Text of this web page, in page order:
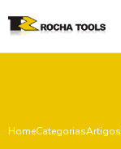
HomeCategoriasArtigos